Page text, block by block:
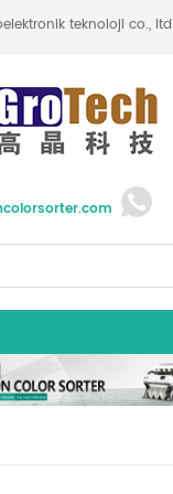
teknoloji co., ltd